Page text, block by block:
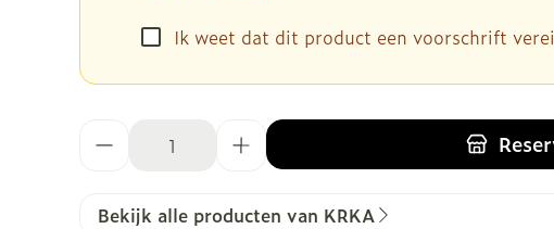
Ik weet dat dit product een voorschrift
Bekijk alle producten van KRKA